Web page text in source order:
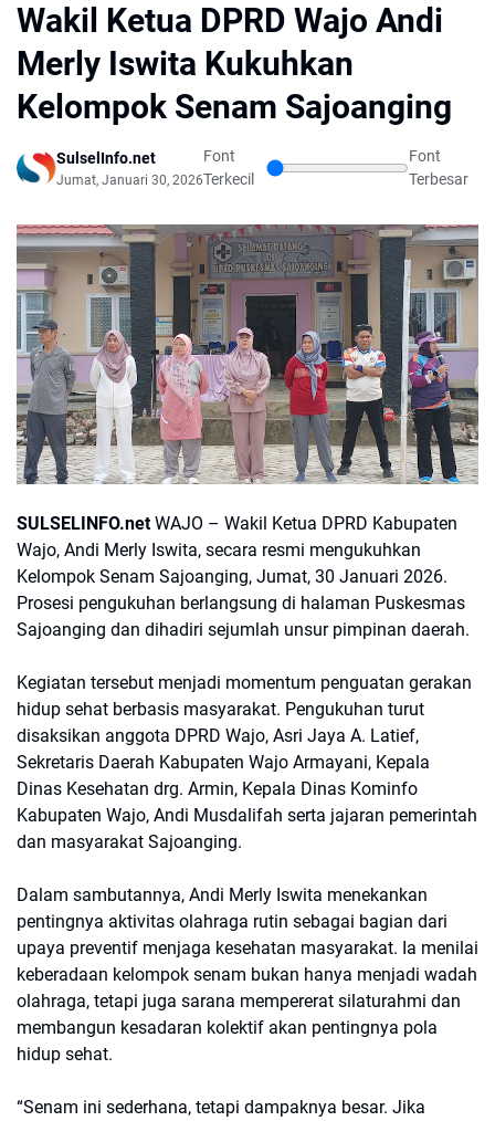
Wakil Ketua DPRD Wajo Andi
Merly Iswita Kukuhkan
Kelompok Senam Sajoanging
SulselInfo.net
Jumat, Januari 30, 2026
Font
Terkecil
Font
Terbesar
SULSELINFO.netWAJO – Wakil Ketua DPRD Kabupaten
Wajo, Andi Merly Iswita, secara resmi mengukuhkan
Kelompok Senam Sajoanging, Jumat, 30 Januari 2026.
Prosesi pengukuhan berlangsung di halaman Puskesmas
Sajoanging dan dihadiri sejumlah unsur pimpinan daerah.
Kegiatan tersebut menjadi momentum penguatan gerakan
hidup sehat berbasis masyarakat. Pengukuhan turut
disaksikan anggota DPRD Wajo, Asri Jaya A. Latief,
Sekretaris Daerah Kabupaten Wajo Armayani, Kepala
Dinas Kesehatan drg. Armin, Kepala Dinas Kominfo
Kabupaten Wajo, Andi Musdalifah serta jajaran pemerintah
dan masyarakat Sajoanging.
Dalam sambutannya, Andi Merly Iswita menekankan
pentingnya aktivitas olahraga rutin sebagai bagian dari
upaya preventif menjaga kesehatan masyarakat. Ia menilai
keberadaan kelompok senam bukan hanya menjadi wadah
olahraga, tetapi juga sarana mempererat silaturahmi dan
membangun kesadaran kolektif akan pentingnya pola
hidup sehat.
“Senam ini sederhana, tetapi dampaknya besar. Jika